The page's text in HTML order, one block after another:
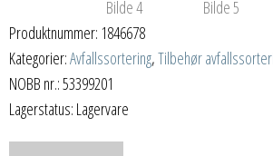
Produktnummer: 1846678
Kategorier:Avfallssortering,Tilbehør
NOBB nr.: 53399201
Lagerstatus: Lagervare